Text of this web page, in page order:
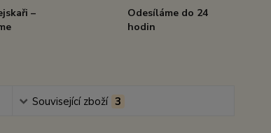
–
Odesíláme do 24
hodin
Související zboží 3